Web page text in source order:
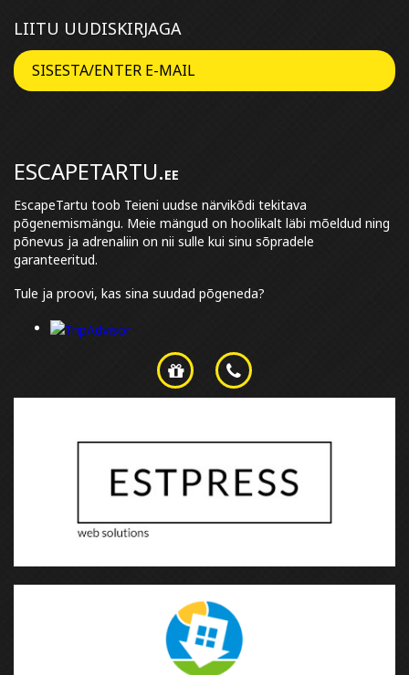
LIITU UUDISKIRJAGA
ESCAPETARTU.EE
EscapeTartu toob Teieni uudse närvikõdi tekitava
põgenemismängu. Meie mängud on hoolikalt läbi mõeldud ning
põnevus ja adrenaliin on nii sulle kui sinu sõpradele
garanteeritud.
Tule ja proovi, kas sina suudad põgeneda?